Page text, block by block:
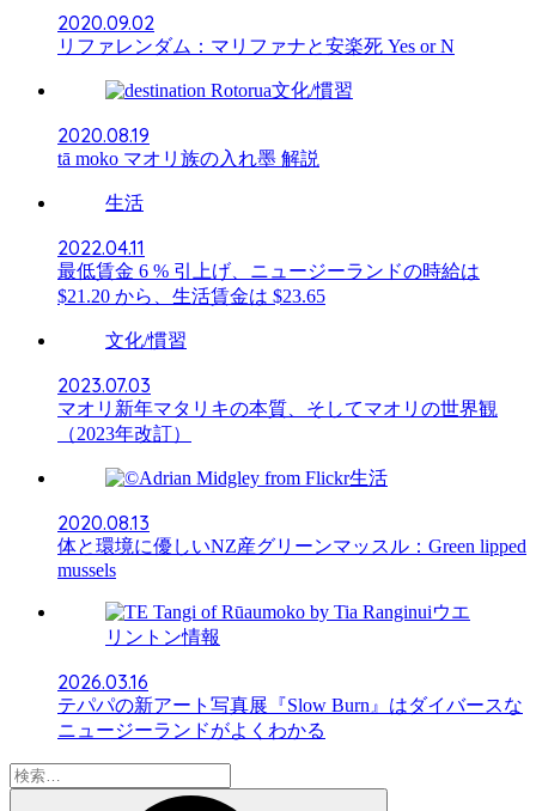
2020.09.02
リファレンダム：マリファナと安楽死 Yes or N
文化/慣習
2020.08.19
tā moko マオリ族の入れ墨 解説
生活
2022.04.11
最低賃金 6 % 引上げ、ニュージーランドの時給は
$21.20 から、生活賃金は $23.65
文化/慣習
2023.07.03
マオリ新年マタリキの本質、そしてマオリの世界観
（2023年改訂）
生活
2020.08.13
体と環境に優しいNZ産グリーンマッスル：Green lipped
mussels
ウエ
リントン情報
2026.03.16
テパパの新アート写真展『Slow Burn』はダイバースな
ニュージーランドがよくわかる
検
索: